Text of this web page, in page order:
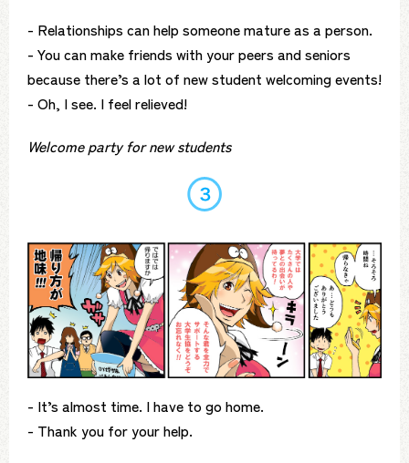
- Relationships can help someone mature as a person.
- You can make friends with your peers and seniors
because there’s a lot of new student welcoming events!
- Oh, I see. I feel relieved!
Welcome party for new students
- It’s almost time. I have to go home.
- Thank you for your help.